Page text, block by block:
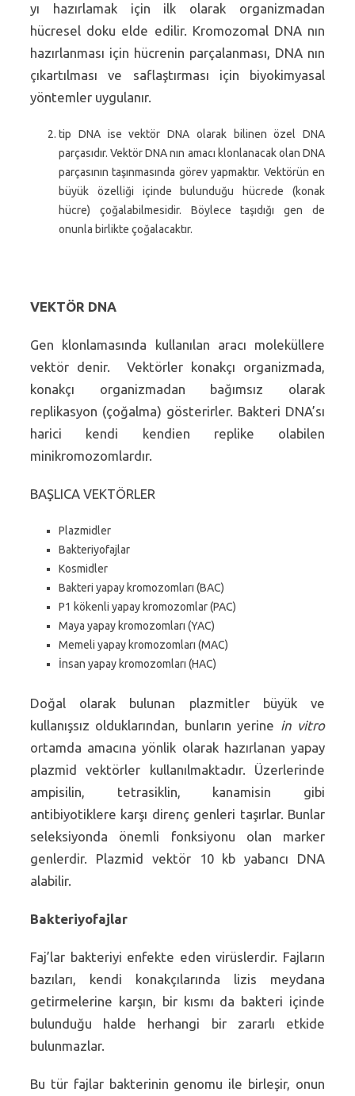
yı hazırlamak için ilk olarak organizmadan
hücresel doku elde edilir. Kromozomal DNA nın
hazırlanması için hücrenin parçalanması, DNA nın
çıkartılması ve saflaştırması için biyokimyasal
yöntemler uygulanır.
tip DNA ise vektör DNA olarak bilinen özel DNA
parçasıdır. Vektör DNA nın amacı klonlanacak olan DNA
parçasının taşınmasında görev yapmaktır. Vektörün en
büyük özelliği içinde bulunduğu hücrede (konak
hücre) çoğalabilmesidir. Böylece taşıdığı gen de
onunla birlikte çoğalacaktır.
VEKTÖR DNA
Gen klonlamasında kullanılan aracı moleküllere
vektör denir. Vektörler konakçı organizmada,
konakçı organizmadan bağımsız olarak
replikasyon (çoğalma) gösterirler. Bakteri DNA’sı
harici kendi kendien replike olabilen
minikromozomlardır.
BAŞLICA VEKTÖRLER
Plazmidler
Bakteriyofajlar
Kosmidler
Bakteri yapay kromozomları (BAC)
P1 kökenli yapay kromozomlar (PAC)
Maya yapay kromozomları (YAC)
Memeli yapay kromozomları (MAC)
İnsan yapay kromozomları (HAC)
Doğal olarak bulunan plazmitler büyük ve
kullanışsız olduklarından, bunların yerine in vitro
ortamda amacına yönlik olarak hazırlanan yapay
plazmid vektörler kullanılmaktadır. Üzerlerinde
ampisilin, tetrasiklin, kanamisin gibi
antibiyotiklere karşı direnç genleri taşırlar. Bunlar
seleksiyonda önemli fonksiyonu olan marker
genlerdir. Plazmid vektör 10 kb yabancı DNA
alabilir.
Bakteriyofajlar
Faj’lar bakteriyi enfekte eden virüslerdir. Fajların
bazıları, kendi konakçılarında lizis meydana
getirmelerine karşın, bir kısmı da bakteri içinde
bulunduğu halde herhangi bir zararlı etkide
bulunmazlar.
Bu tür fajlar bakterinin genomu ile birleşir, onun